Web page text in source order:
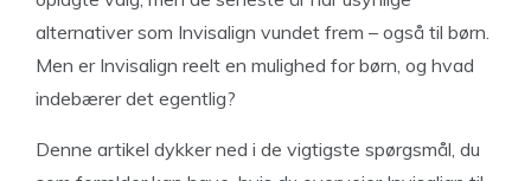
alternativer som Invisalign vundet frem – også til børn.
Men er Invisalign reelt en mulighed for børn, og hvad
indebærer det egentlig?
Denne artikel dykker ned i de vigtigste spørgsmål, du